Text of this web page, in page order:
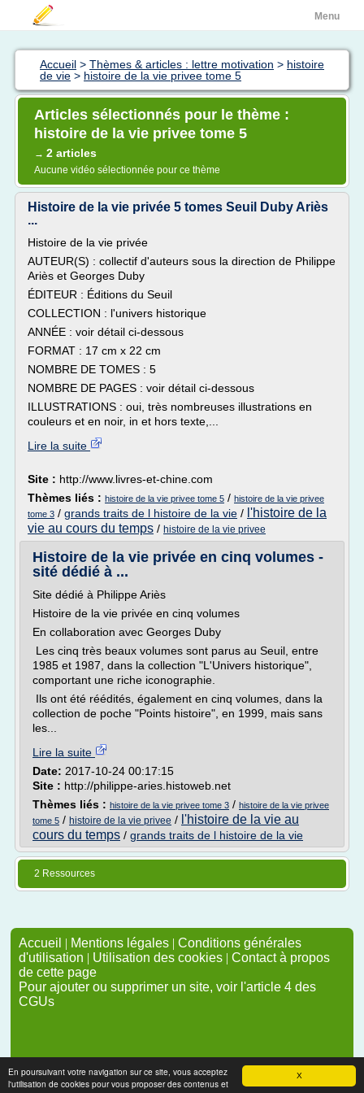
X
En poursuivant votre navigation sur ce site, vous acceptez
l'utilisation de cookies pour vous proposer des contenus et
Menu
Accueil > Thèmes & articles : lettre motivation > histoire
de vie > histoire de la vie privee tome 5
Articles sélectionnés pour le thème :
histoire de la vie privee tome 5
→ 2 articles
Aucune vidéo sélectionnée pour ce thème
Histoire de la vie privée 5 tomes Seuil Duby Ariès
...
Histoire de la vie privée
AUTEUR(S) : collectif d'auteurs sous la direction de Philippe
Ariès et Georges Duby
ÉDITEUR : Éditions du Seuil
COLLECTION : l'univers historique
ANNÉE : voir détail ci-dessous
FORMAT : 17 cm x 22 cm
NOMBRE DE TOMES : 5
NOMBRE DE PAGES : voir détail ci-dessous
ILLUSTRATIONS : oui, très nombreuses illustrations en
couleurs et en noir, in et hors texte,...
Lire la suite
Site : http://www.livres-et-chine.com
Thèmes liés : histoire de la vie privee tome 5 / histoire de la vie privee
tome 3 / grands traits de l histoire de la vie / l'histoire de la
vie au cours du temps / histoire de la vie privee
Histoire de la vie privée en cinq volumes -
sité dédié à ...
Site dédié à Philippe Ariès
Histoire de la vie privée en cinq volumes
En collaboration avec Georges Duby
Les cinq très beaux volumes sont parus au Seuil, entre
1985 et 1987, dans la collection "L'Univers historique",
comportant une riche iconographie.
Ils ont été réédités, également en cinq volumes, dans la
collection de poche "Points histoire", en 1999, mais sans
les...
Lire la suite
Date: 2017-10-24 00:17:15
Site : http://philippe-aries.histoweb.net
Thèmes liés : histoire de la vie privee tome 3 / histoire de la vie privee
tome 5 / histoire de la vie privee / l'histoire de la vie au
cours du temps / grands traits de l histoire de la vie
2 Ressources
Accueil | Mentions légales | Conditions générales
d'utilisation | Utilisation des cookies | Contact à propos
de cette page
Pour ajouter ou supprimer un site, voir l'article 4 des
CGUs